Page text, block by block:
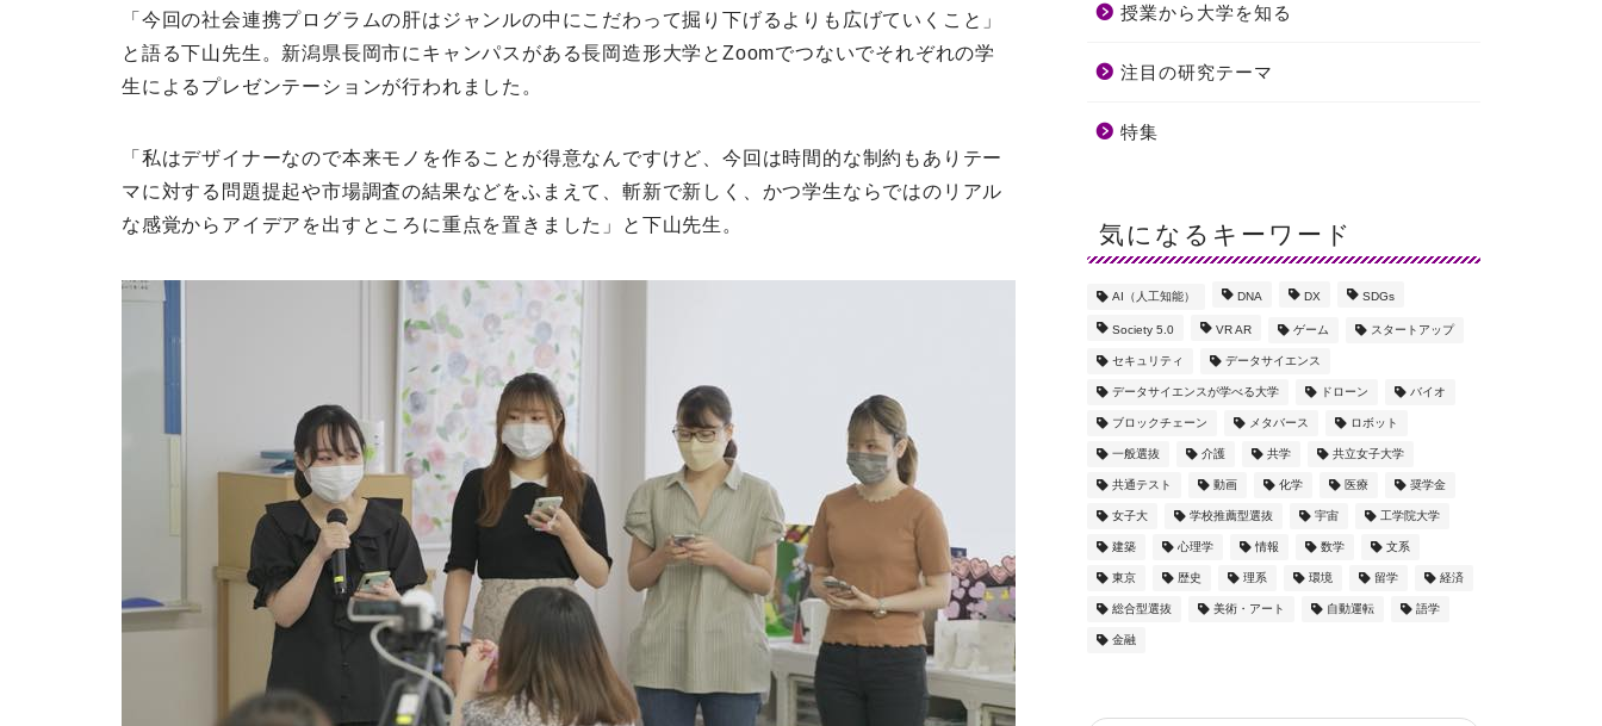
「今回の社会連携プログラムの肝はジャンルの中にこだわって掘り下げるよりも広げていくこと」
と語る下山先生。新潟県長岡市にキャンパスがある長岡造形大学とZoomでつないでそれぞれの学
生によるプレゼンテーションが行われました。
「私はデザイナーなので本来モノを作ることが得意なんですけど、今回は時間的な制約もありテー
マに対する問題提起や市場調査の結果などをふまえて、斬新で新しく、かつ学生ならではのリアル
な感覚からアイデアを出すところに重点を置きました」と下山先生。
授業から大学を知る
注目の研究テーマ
特集
気になるキーワード
AI（人工知能） DNA DX SDGs
Society 5.0 VR AR ゲーム スタートアップ
セキュリティ データサイエンス
データサイエンスが学べる大学 ドローン バイオ
ブロックチェーン メタバース ロボット
一般選抜 介護 共学 共立女子大学
共通テスト 動画 化学 医療 奨学金
女子大 学校推薦型選抜 宇宙 工学院大学
建築 心理学 情報 数学 文系
東京 歴史 理系 環境 留学 経済
総合型選抜 美術・アート 自動運転 語学
金融